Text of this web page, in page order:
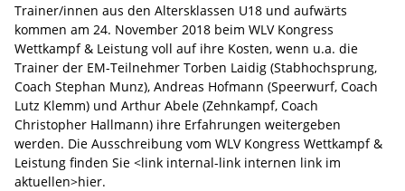
Trainer/innen aus den Altersklassen U18 und aufwärts
kommen am 24. November 2018 beim WLV Kongress
Wettkampf & Leistung voll auf ihre Kosten, wenn u.a. die
Trainer der EM-Teilnehmer Torben Laidig (Stabhochsprung,
Coach Stephan Munz), Andreas Hofmann (Speerwurf, Coach
Lutz Klemm) und Arthur Abele (Zehnkampf, Coach
Christopher Hallmann) ihre Erfahrungen weitergeben
werden. Die Ausschreibung vom WLV Kongress Wettkampf &
Leistung finden Sie <link internal-link internen link im
aktuellen>hier.